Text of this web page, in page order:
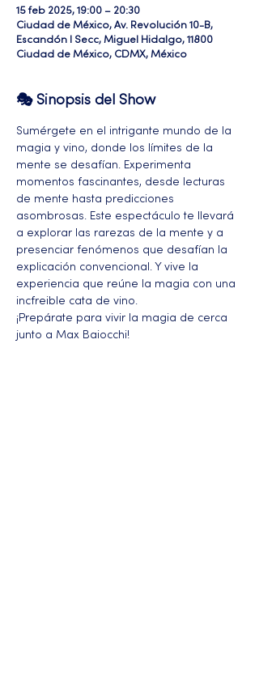
15 feb 2025, 19:00 – 20:30
Ciudad de México, Av. Revolución 10-B,
Escandón I Secc, Miguel Hidalgo, 11800
Ciudad de México, CDMX, México
🎭 Sinopsis del Show
Sumérgete en el intrigante mundo de la
magia y vino, donde los límites de la
mente se desafían. Experimenta
momentos fascinantes, desde lecturas
de mente hasta predicciones
asombrosas. Este espectáculo te llevará
a explorar las rarezas de la mente y a
presenciar fenómenos que desafían la
explicación convencional. Y vive la
experiencia que reúne la magia con una
incfreible cata de vino.
¡Prepárate para vivir la magia de cerca
junto a Max Baiocchi!